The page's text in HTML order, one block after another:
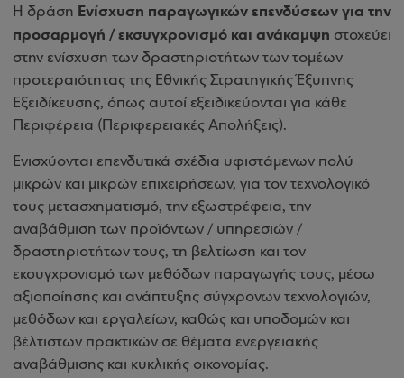
Η δράση Ενίσχυση παραγωγικών επενδύσεων για την
προσαρμογή / εκσυγχρονισμό και ανάκαμψη στοχεύει
στην ενίσχυση των δραστηριοτήτων των τομέων
προτεραιότητας της Εθνικής Στρατηγικής Έξυπνης
Εξειδίκευσης, όπως αυτοί εξειδικεύονται για κάθε
Περιφέρεια (Περιφερειακές Απολήξεις).
Ενισχύονται επενδυτικά σχέδια υφιστάμενων πολύ
μικρών και μικρών επιχειρήσεων, για τον τεχνολογικό
τους μετασχηματισμό, την εξωστρέφεια, την
αναβάθμιση των προϊόντων / υπηρεσιών /
δραστηριοτήτων τους, τη βελτίωση και τον
εκσυγχρονισμό των μεθόδων παραγωγής τους, μέσω
αξιοποίησης και ανάπτυξης σύγχρονων τεχνολογιών,
μεθόδων και εργαλείων, καθώς και υποδομών και
βέλτιστων πρακτικών σε θέματα ενεργειακής
αναβάθμισης και κυκλικής οικονομίας.